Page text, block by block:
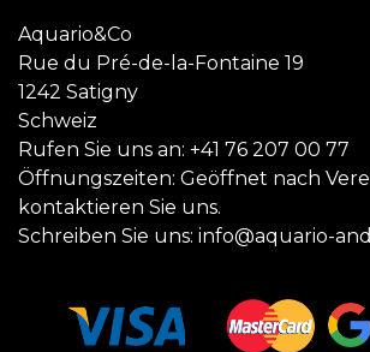
Aquario&Co
Rue du Pré-de-la-Fontaine 19
1242 Satigny
Schweiz
Rufen Sie uns an: +41 76 207 00 77
Öffnungszeiten: Geöffnet nach
kontaktieren Sie uns.
Schreiben Sie uns: info@aquario-